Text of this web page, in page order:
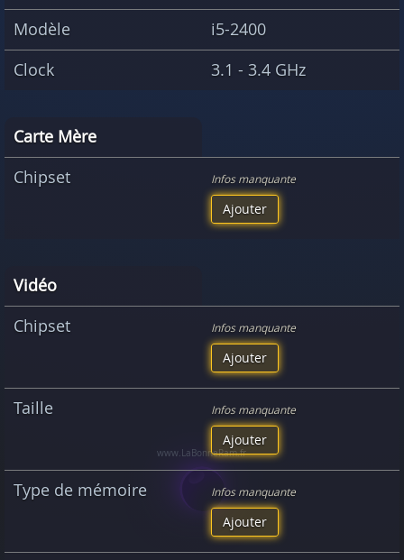
Modèle
i5-2400
Clock
3.1 - 3.4 GHz
Carte Mère
Chipset
Infos manquante
Ajouter
Vidéo
Chipset
Infos manquante
Ajouter
Taille Infos manquante
Ajouter
Type de mémoire Infos manquante
Ajouter